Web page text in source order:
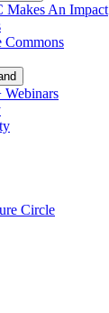
Makes An Impact
Commons
Webinars
Circle